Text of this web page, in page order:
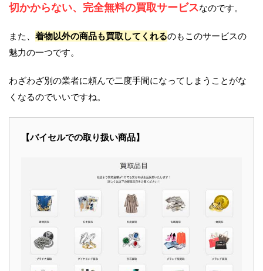
切かからない、完全無料の買取サービスなのです。
また、 着物以外の商品も買取してくれるのもこのサービスの
魅力の一つです。
わざわざ別の業者に頼んで二度手間になってしまうことがな
くなるのでいいですね。
【バイセルでの取り扱い商品】